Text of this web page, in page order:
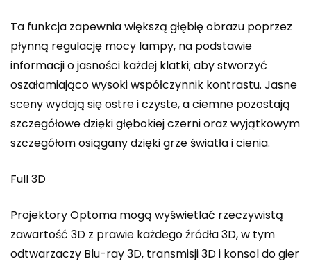
Ta funkcja zapewnia większą głębię obrazu poprzez
płynną regulację mocy lampy, na podstawie
informacji o jasności każdej klatki; aby stworzyć
oszałamiająco wysoki współczynnik kontrastu. Jasne
sceny wydają się ostre i czyste, a ciemne pozostają
szczegółowe dzięki głębokiej czerni oraz wyjątkowym
szczegółom osiągany dzięki grze światła i cienia.
Full 3D
Projektory Optoma mogą wyświetlać rzeczywistą
zawartość 3D z prawie każdego źródła 3D, w tym
odtwarzaczy Blu-ray 3D, transmisji 3D i konsol do gier